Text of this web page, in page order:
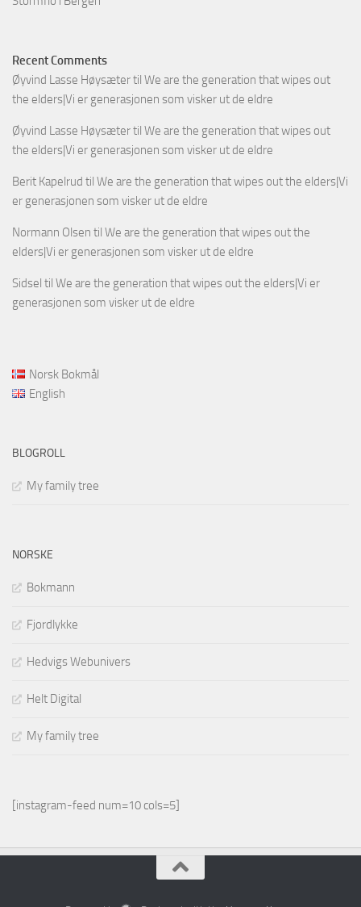
Recent Comments
Øyvind Lasse Høysætertil We are the generation that wipes out
the elders|Vi er generasjonen som visker ut de eldre
Øyvind Lasse Høysætertil We are the generation that wipes out
the elders|Vi er generasjonen som visker ut de eldre
Berit Kapelrud til We are the generation that wipes out the elders|Vi
er generasjonen som visker ut de eldre
Normann Olsen til We are the generation that wipes out the
elders|Vi er generasjonen som visker ut de eldre
Sidsel til We are the generation that wipes out the elders|Vi er
generasjonen som visker ut de eldre
Norsk Bokmål
English
BLOGROLL
My family tree
NORSKE
Bokmann
Fjordlykke
Hedvigs Webunivers
Helt Digital
My family tree
[instagram-feed num=10 cols=5]